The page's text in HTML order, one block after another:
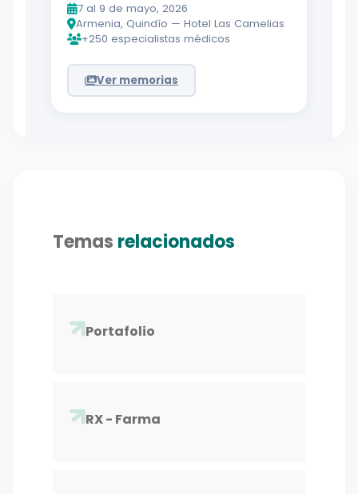
7 al 9 de mayo, 2026
Armenia, Quindío — Hotel Las Camelias
+250 especialistas médicos
Ver memorias
Temas relacionados
Portafolio
RX - Farma